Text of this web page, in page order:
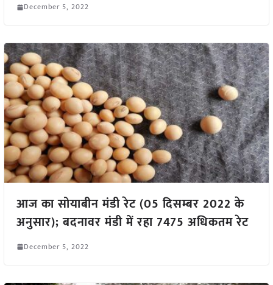
December 5, 2022
आज का सोयाबीन मंडी रेट (05 दिसम्बर 2022 के
अनुसार); बदनावर मंडी में रहा 7475 अधिकतम रेट
December 5, 2022